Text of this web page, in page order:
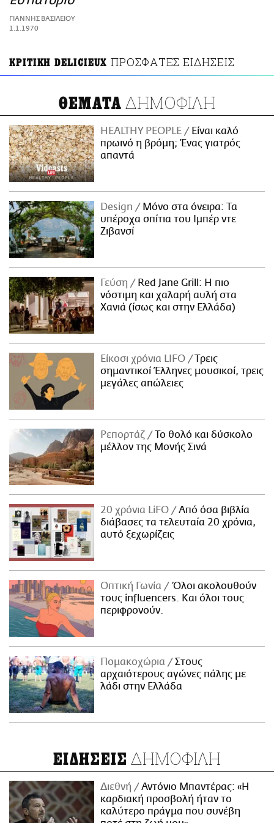
ΑΜΠΑ
PRINT
ΓΙΑΝΝΗΣ ΒΑΣΙΛΕΙΟΥ
1.1.1970
ΚΡΙΤΙΚΗ DELICIEUX ΠΡΟΣΦΑΤΕΣ ΕΙΔΗΣΕΙΣ
ΘΕΜΑΤΑ ΔΗΜΟΦΙΛΗ
HEALTHY PEOPLE
Είναι καλό
πρωινό η βρόμη; Ένας γιατρός
απαντά
Design
Μόνο στα όνειρα: Τα
υπέροχα σπίτια του Ιμπέρ ντε
Ζιβανσί
Γεύση
Red Jane Grill: Η πιο
νόστιμη και χαλαρή αυλή στα
Χανιά (ίσως και στην Ελλάδα)
Είκοσι χρόνια LIFO
Tρεις
σημαντικοί Έλληνες μουσικοί, τρεις
μεγάλες απώλειες
Ρεπορτάζ
Το θολό και δύσκολο
μέλλον της Μονής Σινά
20 χρόνια LiFO
Από όσα βιβλία
διάβασες τα τελευταία 20 χρόνια,
αυτό ξεχωρίζεις
Οπτική Γωνία
Όλοι ακολουθούν
τους influencers. Και όλοι τους
περιφρονούν.
Πομακοχώρια
Στους
αρχαιότερους αγώνες πάλης με
λάδι στην Ελλάδα
ΕΙΔΗΣΕΙΣ ΔΗΜΟΦΙΛΗ
Διεθνή
Αντόνιο Μπαντέρας: «Η
καρδιακή προσβολή ήταν το
καλύτερο πράγμα που συνέβη